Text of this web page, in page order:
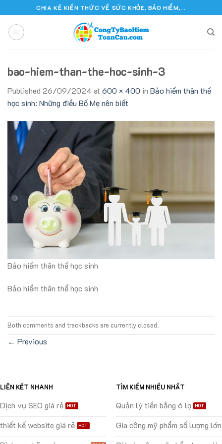
to
content
CHIA KẺ KIẾN THỨC VỀ SỨC KHỎE, BẢO HIỂM,...
bao-hiem-than-the-hoc-sinh-3
Published 26/09/2024 at 600 × 400 in Bảo hiểm thân thể
học sinh: Những điều Bố Mẹ nên biết
Bảo hiểm thân thể học sinh
Bảo hiểm thân thể học sinh
Both comments and trackbacks are currently closed.
← Previous
LIÊN KẾT NHANH
Dịch vụ SEO giá rẻ
thiết kế website giá rẻ
TÌM KIẾM NHIỀU NHẤT
Quản lý tiền bằng 6 lọ
Gia công mỹ phẩm số lượng lớn